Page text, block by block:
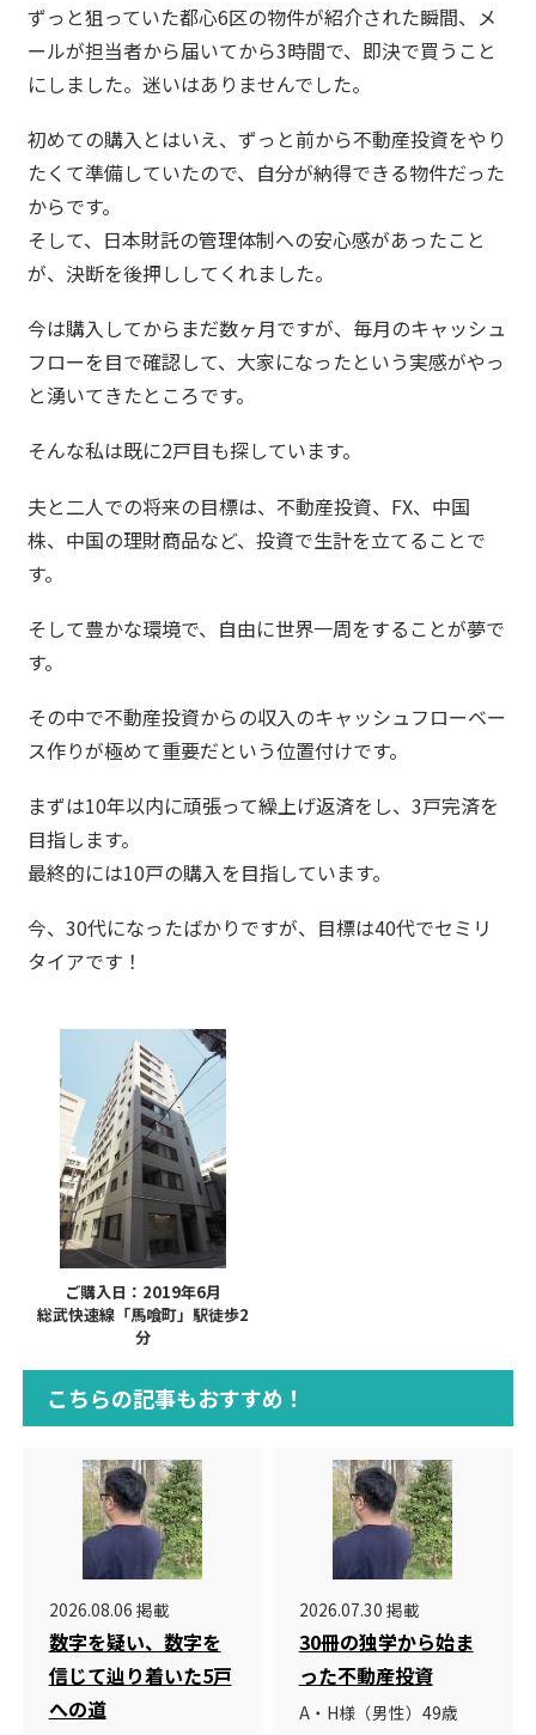
ずっと狙っていた都心6区の物件が紹介された瞬間、メ
ールが担当者から届いてから3時間で、即決で買うこと
にしました。迷いはありませんでした。
初めての購入とはいえ、ずっと前から不動産投資をやり
たくて準備していたので、自分が納得できる物件だった
からです。
そして、日本財託の管理体制への安心感があったこと
が、決断を後押ししてくれました。
今は購入してからまだ数ヶ月ですが、毎月のキャッシュ
フローを目で確認して、大家になったという実感がやっ
と湧いてきたところです。
そんな私は既に2戸目も探しています。
夫と二人での将来の目標は、不動産投資、FX、中国
株、中国の理財商品など、投資で生計を立てることで
す。
そして豊かな環境で、自由に世界一周をすることが夢で
す。
その中で不動産投資からの収入のキャッシュフローベー
ス作りが極めて重要だという位置付けです。
まずは10年以内に頑張って繰上げ返済をし、3戸完済を
目指します。
最終的には10戸の購入を目指しています。
今、30代になったばかりですが、目標は40代でセミリ
タイアです！
ご購入日：2019年6月
総武快速線「馬喰町」駅徒歩2
分
こちらの記事もおすすめ！
2026.08.06 掲載
数字を疑い、数字を
信じて辿り着いた5戸
への道
2026.07.30 掲載
30冊の独学から始ま
った不動産投資
A・H様（男性）49歳